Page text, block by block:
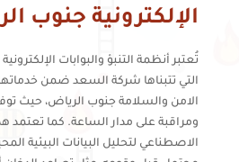
الإلكترونية جنوب
تُعتبر أنظمة التنبؤ والبوابات
التي تتبناها شركة السعد ضمن
الامن والسلامة جنوب الرياض، حيث
ومراقبة على مدار الساعة. كما تعتمد
الاصطناعي لتحليل البيانات البيئية